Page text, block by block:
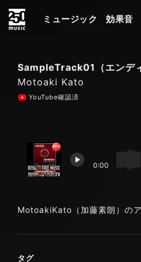
ミュージック 効果音
SampleTrack01（エンデ
Motoaki Kato
YouTube確認済
0:00
MotoakiKato（加藤素朗）の
タグ